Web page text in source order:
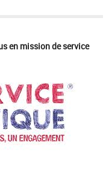
en mission de service